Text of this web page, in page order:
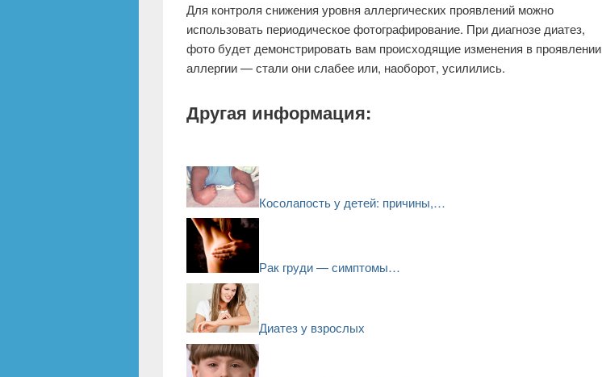
Для контроля снижения уровня аллергических проявлений можно
использовать периодическое фотографирование. При диагнозе диатез,
фото будет демонстрировать вам происходящие изменения в проявлении
аллергии — стали они слабее или, наоборот, усилились.
Другая информация:
Косолапость у детей: причины,…
Рак груди — симптомы…
Диатез у взрослых